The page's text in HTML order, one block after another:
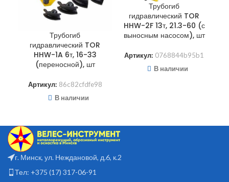
Трубогиб
гидравлический TOR
HHW-1A 6т, 16-33
(переносной), шт
Артикул: 86c82cfdfe98
В наличии
Трубогиб
гидравлический TOR
HHW-2F 13т, 21.3-60 (с
выносным насосом), шт
Артикул: 0768844b95b1
В наличии
г. Минск, ул. Неждановой, д.6, к.2
Тел: +375 (17) 317-06-91